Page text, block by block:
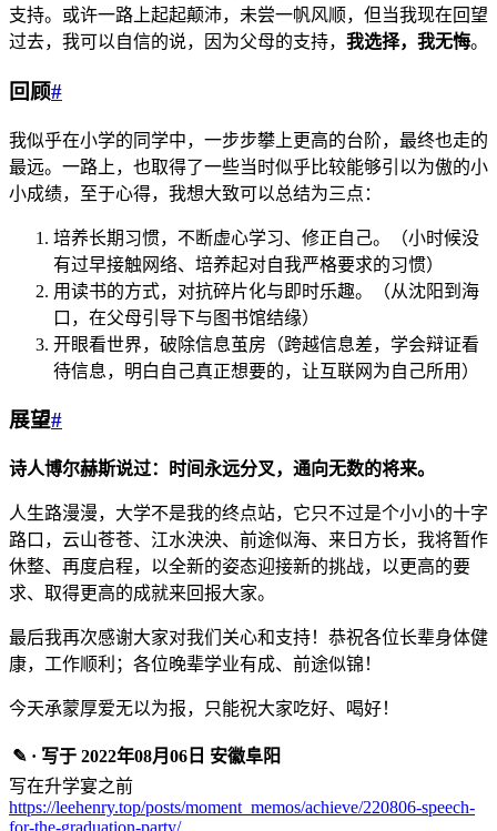
支持。或许一路上起起颠沛，未尝一帆风顺，但当我现在回望
过去，我可以自信的说，因为父母的支持， 我选择，我无悔。
回顾#
我似乎在小学的同学中，一步步攀上更高的台阶，最终也走的
最远。一路上，也取得了一些当时似乎比较能够引以为傲的小
小成绩，至于心得，我想大致可以总结为三点：
培养长期习惯，不断虚心学习、修正自己。（小时候没
有过早接触网络、培养起对自我严格要求的习惯）
用读书的方式，对抗碎片化与即时乐趣。（从沈阳到海
口，在父母引导下与图书馆结缘）
开眼看世界，破除信息茧房（跨越信息差，学会辩证看
待信息，明白自己真正想要的，让互联网为自己所用）
展望#
诗人博尔赫斯说过：时间永远分叉，通向无数的将来。
人生路漫漫，大学不是我的终点站，它只不过是个小小的十字
路口，云山苍苍、江水泱泱、前途似海、来日方长，我将暂作
休整、再度启程，以全新的姿态迎接新的挑战，以更高的要
求、取得更高的成就来回报大家。
最后我再次感谢大家对我们关心和支持！恭祝各位长辈身体健
康，工作顺利；各位晚辈学业有成、前途似锦！
今天承蒙厚爱无以为报，只能祝大家吃好、喝好！
✎ · 写于 2022年08月06日 安徽阜阳
写在升学宴之前
https://leehenry.top/posts/moment_memos/achieve/220806-speech-